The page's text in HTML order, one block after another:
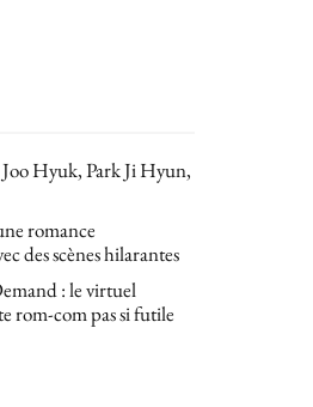
Hyuk, Park Ji Hyun,
romance
des scènes hilarantes
: le virtuel
rom-com pas si futile